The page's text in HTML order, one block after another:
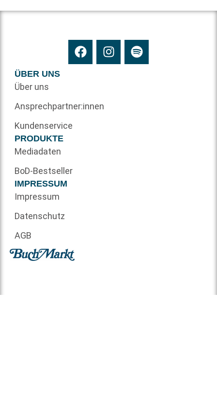
ÜBER UNS
Über uns
Ansprechpartner:innen
Kundenservice
PRODUKTE
Mediadaten
BoD-Bestseller
IMPRESSUM
Impressum
Datenschutz
AGB